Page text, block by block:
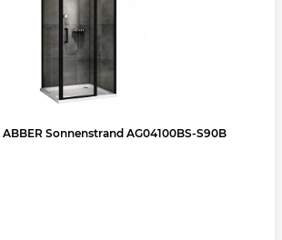
Sonnenstrand AG04100BS-S90B